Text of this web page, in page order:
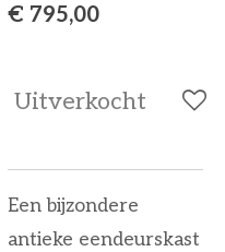
€ 795,00
Uitverkocht
Een bijzondere
antieke eendeurskast